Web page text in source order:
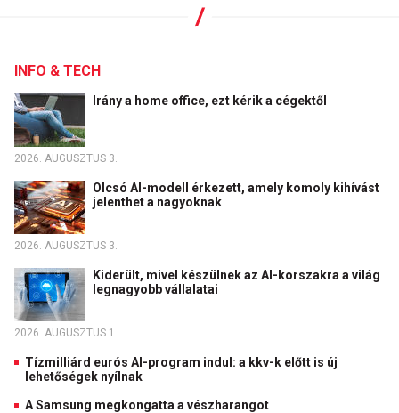
INFO & TECH
Irány a home office, ezt kérik a cégektől
2026. AUGUSZTUS 3.
Olcsó AI-modell érkezett, amely komoly kihívást
jelenthet a nagyoknak
2026. AUGUSZTUS 3.
Kiderült, mivel készülnek az AI-korszakra a világ
legnagyobb vállalatai
2026. AUGUSZTUS 1.
Tízmilliárd eurós AI-program indul: a kkv-k előtt is új
lehetőségek nyílnak
A Samsung megkongatta a vészharangot